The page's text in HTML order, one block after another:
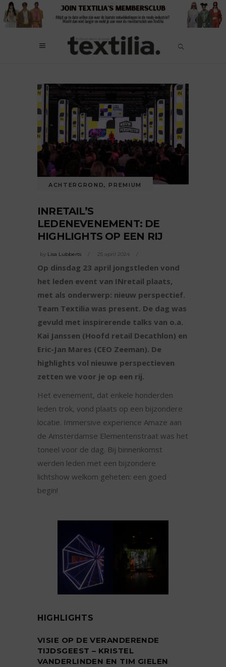
ACHTERGROND, PREMIUM
INRETAIL’S
LEDENEVENEMENT: DE
HIGHLIGHTS OP EEN RIJ
by Lisa Lubberts 25 april 2024
Op dinsdag 23 april jongstleden vond
het leden event van INretail plaats,
met als onderwerp: nieuw perspectief.
Team Textilia was present. De dag was
gevuld met inspirerende talks van o.a.
Kai Janssen (Hoofd retail Decathlon) en
Eric-Jan Mares (CEO Zeeman). De
highlights vol nieuwe perspectieven
zetten we voor je op een rij.
Het evenement, dat enkele honderden
leden trok, vond plaats op een bijzondere
locatie. Immersive experience Amaze aan
de Amsterdamse Elementenstraat was het
toneel voor de dag. Bij binnenkomst
werden leden met een bijzondere
lichtshow welkom geheten: een goed
begin!
HIGHLIGHTS
VISIE OP DE VERANDERENDE
TIJDSGEEST – KRISTEL
VANDERLINDEN EN TIM GIELEN